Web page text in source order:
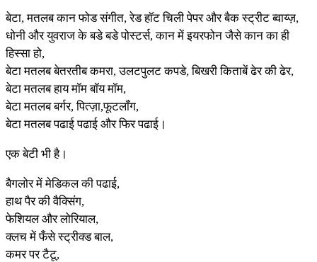
बेटा, मतलब कान फोड संगीत, रेड हॉट चिली पेपर और बैक स्ट्रीट ब्वाय्ज़,
धोनी और युवराज के बडे बडे पोस्टर्स, कान में इयरफोन जैसे कान का ही
हिस्सा हो,
बेटा मतलब बेतरतीब कमरा, उलटपुलट कपडे, बिखरी किताबें ढेर की ढेर,
बेटा मतलब हाय मॉम बॉय मॉम,
बेटा मतलब बर्गर, पित्ज़ा,फूटलॉंग,
बेटा मतलब पढाई पढाई और फिर पढाई।
एक बेटी भी है।
बैगलोर में मेडिकल की पढाई,
हाथ पैर की वैक्सिंग,
फेशियल और लोरियाल,
क्लच में फँसे स्ट्रीक्ड बाल,
कमर पर टैटू,